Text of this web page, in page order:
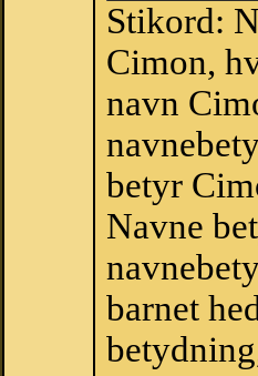
Stikord:
Cimon,
navn
betyr
Navne
barnet